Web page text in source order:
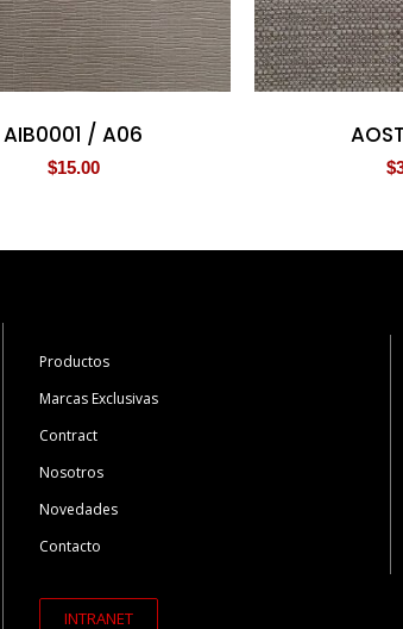
AIB0001 / A06
$15.00 $
Productos
Marcas Exclusivas
Contract
Nosotros
Novedades
Contacto
INTRANET